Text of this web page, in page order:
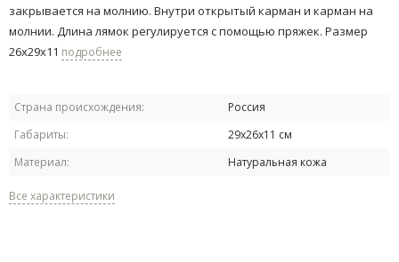
закрывается на молнию. Внутри открытый карман и карман на
молнии. Длина лямок регулируется с помощью пряжек. Размер
26х29х11 подробнее
Страна происхождения:
Россия
Габариты:
29х26х11 см
Материал:
Натуральная кожа
Все характеристики